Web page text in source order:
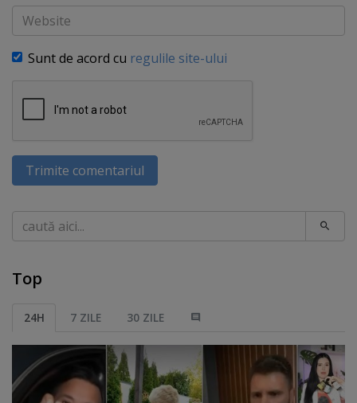
Website
Sunt de acord cu regulile site-ului
Trimite comentariul
Caută
Top
24H 7 ZILE 30 ZILE